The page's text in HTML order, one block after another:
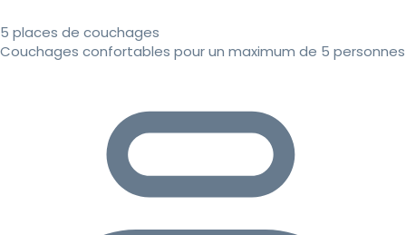
5 places de couchages
Couchages confortables pour un maximum de 5 personnes